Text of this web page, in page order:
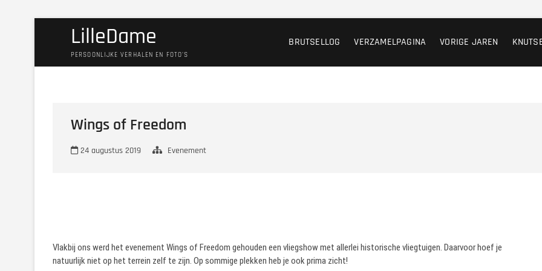
inhoud
LilleDame
PERSOONLIJKE VERHALEN EN FOTO'S
BRUTSELLOG VERZAMELPAGINA VORIGE JAREN
Wings of Freedom
24 augustus 2019 Evenement
Vlakbij ons werd het evenement Wings of Freedom gehouden een vliegshow met allerlei historische vliegtuigen. Daarvoor hoef je
natuurlijk niet op het terrein zelf te zijn. Op sommige plekken heb je ook prima zicht!